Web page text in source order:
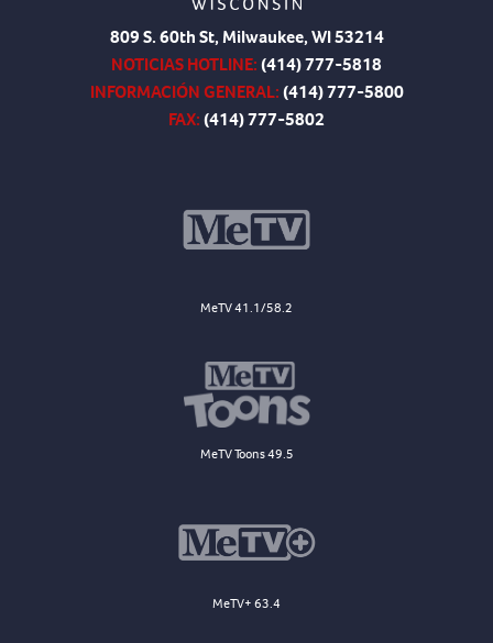
809 S. 60th St, Milwaukee, WI 53214
NOTICIAS HOTLINE:(414) 777-5818
INFORMACIÓN GENERAL:(414) 777-5800
FAX:(414) 777-5802
MeTV 41.1/58.2
MeTV Toons 49.5
MeTV+ 63.4